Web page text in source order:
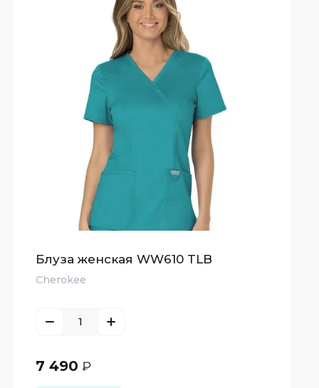
Блуза женская WW610 TLB
Cherokee
7 490 ₽